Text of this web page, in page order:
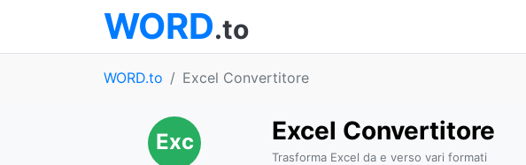
WORD.to
WORD.to Excel Convertitore
Exc Excel Convertitore
Trasforma Excel da e verso vari formati